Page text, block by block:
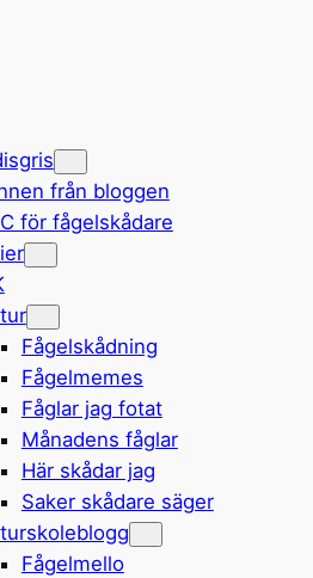
från bloggen
för fågelskådare
Fågelskådning
Fågelmemes
Fåglar jag fotat
Månadens fåglar
Här skådar jag
Saker skådare säger
Fågelmello